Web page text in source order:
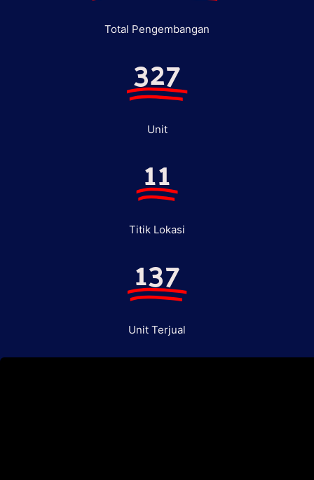
Total Pengembangan
327
Unit
11
Titik Lokasi
137
Unit Terjual